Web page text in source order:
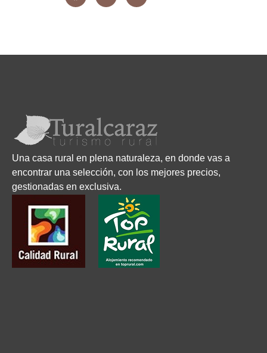
Una casa rural en plena naturaleza, en donde vas a
encontrar una selección, con los mejores precios,
gestionadas en exclusiva.